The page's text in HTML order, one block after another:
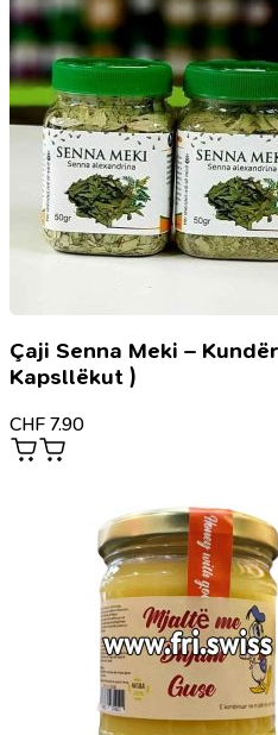
Deutsch
-
Frank
Bubenheim
mit
QR-
Code
Çaji Senna Meki –
Kapsllëkut )
CHF 7.90